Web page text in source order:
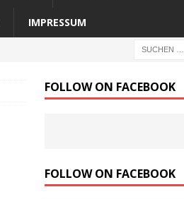
IMPRESSUM
FOLLOW ON FACEBOOK
FOLLOW ON FACEBOOK